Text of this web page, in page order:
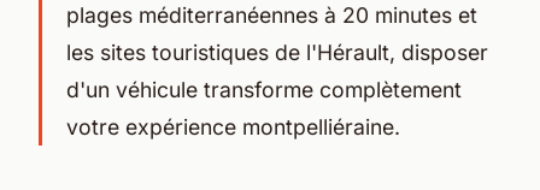
plages méditerranéennes à 20 minutes et
les sites touristiques de l'Hérault, disposer
d'un véhicule transforme complètement
votre expérience montpelliéraine.